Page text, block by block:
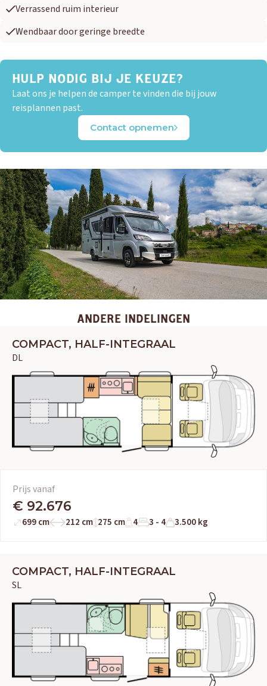
Verrassend ruim interieur
Wendbaar door geringe breedte
HULP NODIG BIJ JE KEUZE?
Laat ons je helpen de camper te vinden die bij jouw
reisplannen past.
Contact opnemen
ANDERE INDELINGEN
COMPACT, HALF-INTEGRAAL
DL
Prijs vanaf
€ 92.676
699 cm 212 cm 275 cm 4 3 - 4 3.500 kg
COMPACT, HALF-INTEGRAAL
SL
EribaHymerKnaus
AdriaBürstnerCaravelairEasy Caravanning
Eura Mobil